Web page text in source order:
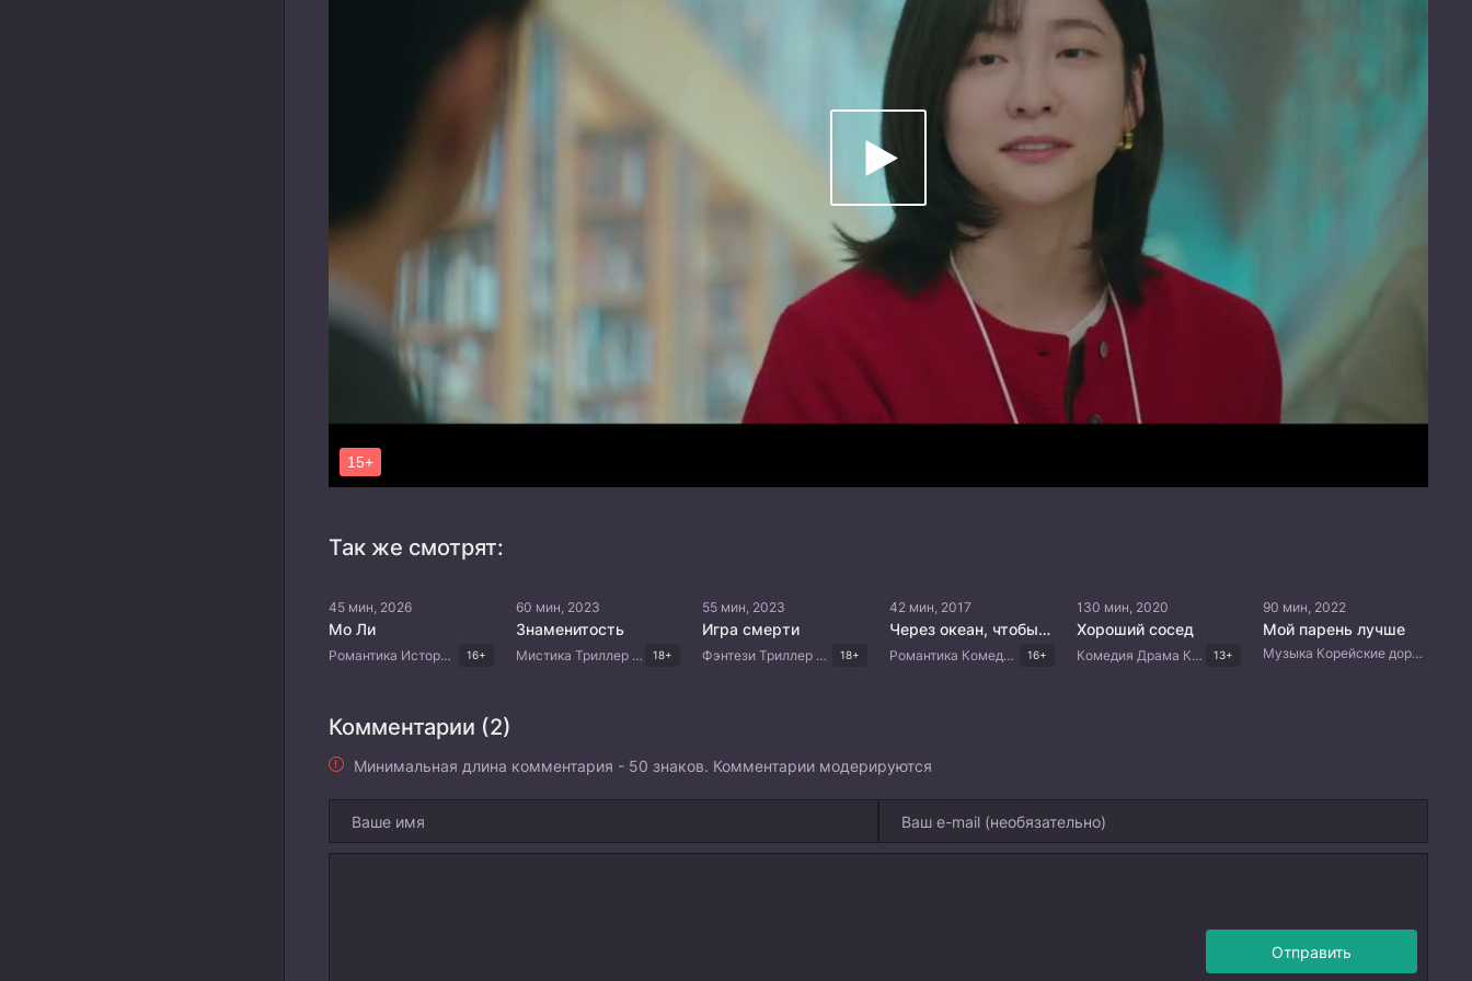
Так же смотрят:
45 мин, 2026
Мо Ли
Романтика Исторический Драма Китайские дорамы Дорамы 2026 16+
60 мин, 2023
Знаменитость
Мистика Триллер Драма Корейские дорамы 18+
55 мин, 2023
Игра смерти
Фэнтези Триллер Драма Корейские дорамы 18+
42 мин, 2017
Через океан, чтобы увидеть тебя
Романтика Комедия Драма Китайские дорамы 16+
130 мин, 2020
Хороший сосед
Комедия Драма Корейские дорамы 13+
90 мин, 2022
Мой парень лучше
Музыка Корейские дорамы
Комментарии (2)
Минимальная длина комментария - 50 знаков. Комментарии модерируются
Отправить